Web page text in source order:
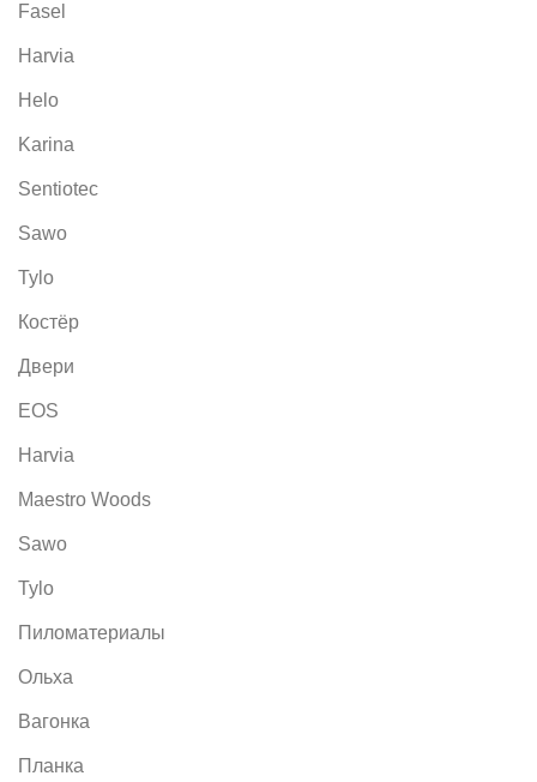
Fasel
Harvia
Helo
Karina
Sentiotec
Sawo
Tylo
Костёр
Двери
EOS
Harvia
Maestro Woods
Sawo
Tylo
Пиломатериалы
Ольха
Вагонка
Планка